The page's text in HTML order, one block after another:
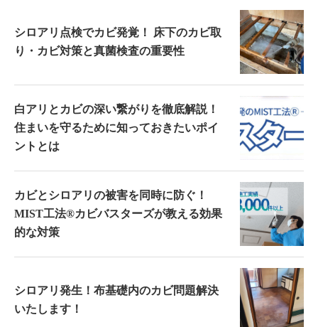
シロアリ点検でカビ発覚！ 床下のカビ取
り・カビ対策と真菌検査の重要性
白アリとカビの深い繋がりを徹底解説！
住まいを守るために知っておきたいポイ
ントとは
カビとシロアリの被害を同時に防ぐ！
MIST工法®カビバスターズが教える効果
的な対策
シロアリ発生！布基礎内のカビ問題解決
いたします！